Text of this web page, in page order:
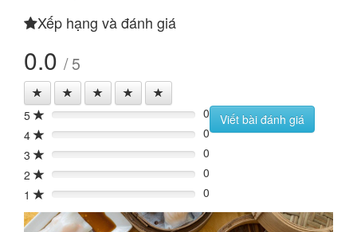
Xếp hạng và đánh giá
0.0 / 5
5 0%
0
4
0%
0
3
0%
0
2
0%
0
1
0% 0
Viết bài đánh giá